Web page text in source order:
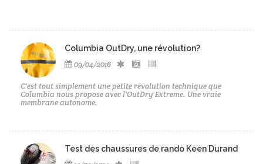
Columbia OutDry, une révolution?
09/04/2016
C'est tout simplement une petite révolution technique que
Columbia nous propose avec l'OutDry Extreme. Une vraie
membrane autonome.
Test des chaussures de rando Keen Durand